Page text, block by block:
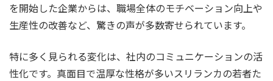
を開始した企業からは、職場全体のモチベーション向上や
生産性の改善など、驚きの声が多数寄せられています。
特に多く見られる変化は、社内のコミュニケーションの活
性化です。真面目で温厚な性格が多いスリランカの若者た